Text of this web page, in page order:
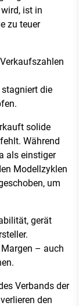
ist in
zu teuer
stagniert die
solide
Während
als einstiger
Modellzyklen
um
gerät
– auch
Verbands der
den